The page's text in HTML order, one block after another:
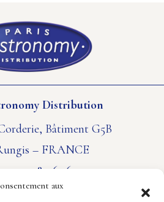
aux
Distribution
Bâtiment G5B
– FRANCE
01 41 80 61 61